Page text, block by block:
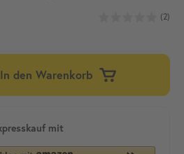
(2)
In den Warenkorb